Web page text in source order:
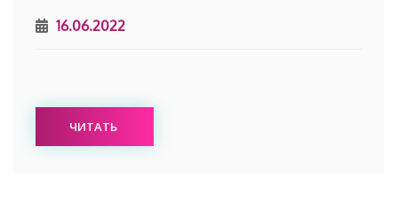
16.06.2022
ЧИТАТЬ